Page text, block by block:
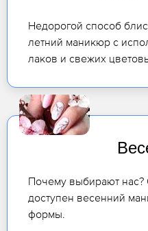
Недорогой способ
летний маникюр с
лаков и свежих
Почему выбирают нас?
доступен весенний
формы.